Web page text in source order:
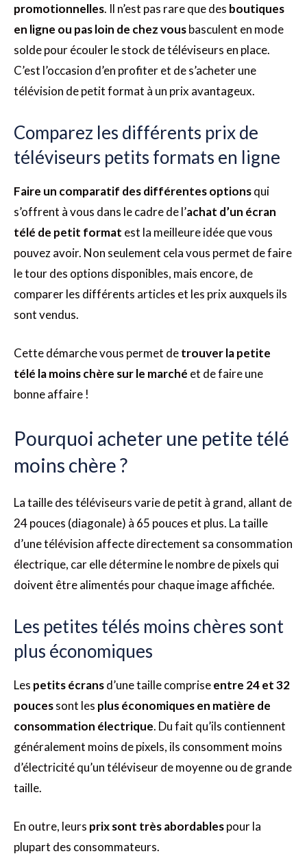
promotionnelles. Il n’est pas rare que des boutiques
en ligne ou pas loin de chezvousbasculent en mode
solde pour écouler le stock de téléviseurs en place.
C’est l’occasion d’en profiter et de s’acheter une
télévision de petit format à un prix avantageux.
Comparez les différents prix de
téléviseurs petits formats en ligne
Faire un comparatif des différentes optionsqui
s’offrent à vous dans le cadre de l’achat d’un écran
télé de petit format est la meilleure idée que vous
pouvez avoir. Non seulement cela vous permet de faire
le tour des options disponibles, mais encore, de
comparer les différents articles et les prix auxquels ils
sont vendus.
Cette démarche vous permet detrouver la petite
télé la moins chère sur le marché et de faire une
bonne affaire !
Pourquoi acheter une petite télé
moins chère ?
La taille des téléviseurs varie de petit à grand, allant de
24 pouces (diagonale) à 65 pouces et plus. La taille
d’une télévision affecte directement sa consommation
électrique, car elle détermine le nombre de pixels qui
doivent être alimentés pour chaque image affichée.
Les petites télés moins chères sont
plus économiques
Les petits écransd’une taille compriseentre 24 et 32
poucessont les plus économiquesen matière de
consommation électrique. Du fait qu’ils contiennent
généralement moins de pixels, ils consomment moins
d’électricité qu’un téléviseur de moyenne ou de grande
taille.
En outre, leurs prix sont très abordablespour la
plupart des consommateurs.